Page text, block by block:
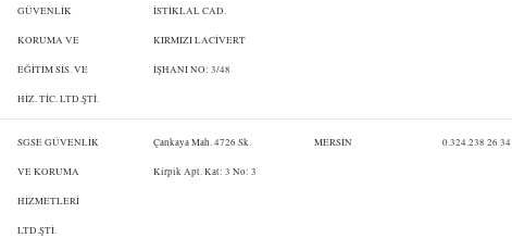
GÜVENLİK
KORUMA VE
EĞİTİM SİS. VE
HİZ. TİC. LTD.ŞTİ.
İSTİKLAL CAD.
KIRMIZI LACİVERT
İŞHANI NO: 3/48
SGSE GÜVENLİK
VE KORUMA
HİZMETLERİ
LTD.ŞTİ.
Çankaya Mah. 4726 Sk.
Kirpik Apt. Kat: 3 No: 3
MERSİN 0.324.238 26 34